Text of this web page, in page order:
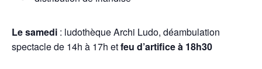
Le samedi : ludothèque Archi Ludo, déambulation
spectacle de 14h à 17h etfeu d’artifice à 18h30